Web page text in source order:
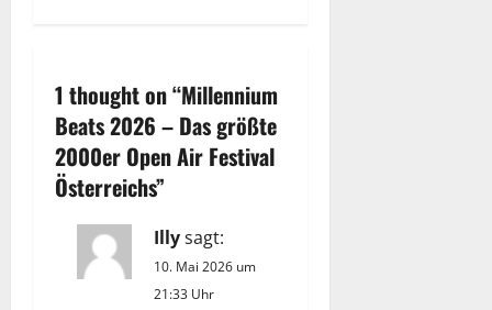
i
g
a
1 thought on “Millennium
Beats 2026 – Das größte
2000er Open Air Festival
Österreichs”
Illysagt:
10. Mai 2026 um
21:33 Uhr